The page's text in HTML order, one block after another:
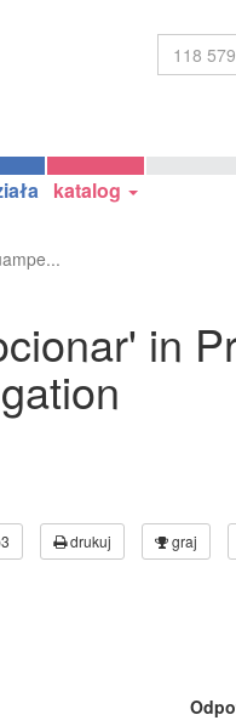
katalog
in
drukuj graj